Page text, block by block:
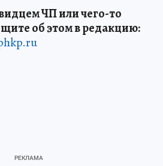
ЧП или чего-то
об этом в редакцию: